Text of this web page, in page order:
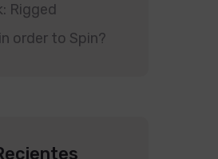
Rigged
order to Spin?